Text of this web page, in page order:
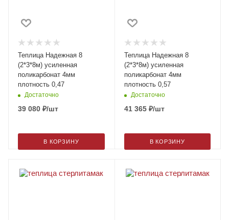
Теплица Надежная 8
(2*3*8м) усиленная
поликарбонат 4мм
плотность 0,47
Достаточно
39 080 ₽/шт
В КОРЗИНУ
Теплица Надежная 8
(2*3*8м) усиленная
поликарбонат 4мм
плотность 0,57
Достаточно
41 365₽/шт
В КОРЗИНУ